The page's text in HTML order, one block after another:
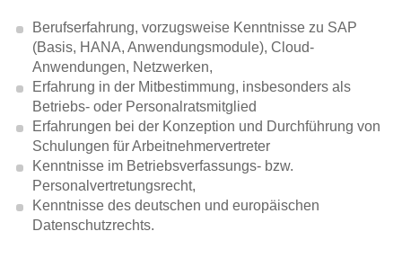
Berufserfahrung, vorzugsweise Kenntnisse zu SAP
(Basis, HANA, Anwendungsmodule), Cloud-
Anwendungen, Netzwerken,
Erfahrung in der Mitbestimmung, insbesonders als
Betriebs- oder Personalratsmitglied
Erfahrungen bei der Konzeption und Durchführung von
Schulungen für Arbeitnehmervertreter
Kenntnisse im Betriebsverfassungs- bzw.
Personalvertretungsrecht,
Kenntnisse des deutschen und europäischen
Datenschutzrechts.